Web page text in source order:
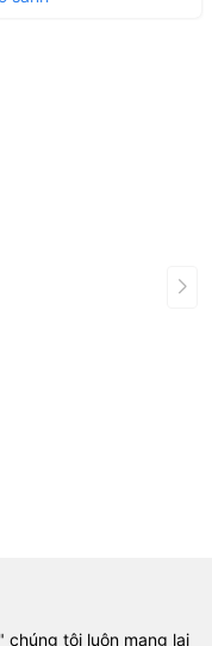
chúng tôi luôn mạng lại